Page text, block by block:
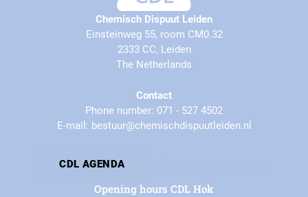
Chemisch Dispuut Leiden
Einsteinweg 55, room CM0.32
2333 CC, Leiden
The Netherlands
Contact
Phone number: 071 - 527 4502
E-mail: bestuur@chemischdispuutleiden.nl
CDL AGENDA
Opening hours CDL Hok